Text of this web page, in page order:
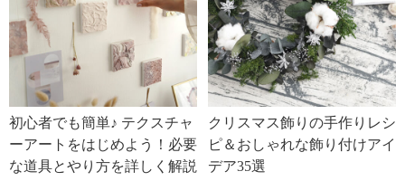
初心者でも簡単♪ テクスチャ
ーアートをはじめよう！必要
な道具とやり方を詳しく解説
クリスマス飾りの手作りレシ
ピ＆おしゃれな飾り付けアイ
デア35選